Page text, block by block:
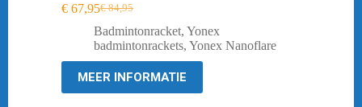
€84,95
Oorspronkelijke
prijs
was:
€ 67,95Huidige
prijs
is:
Badmintonracket, Yonex
badmintonrackets, Yonex Nanoflare
MEER INFORMATIE